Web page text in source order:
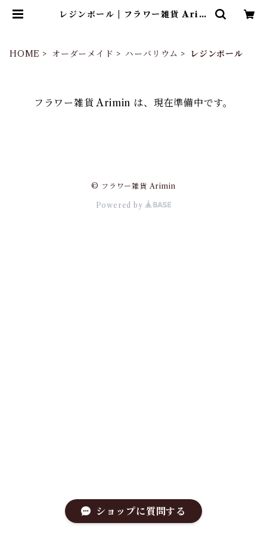
レジンボール | フラワー雑貨 Arim
HOME オーダーメイド ハーバリウム レジンボール
フラワー雑貨 Arimin は、現在準備中です。
© フラワー雑貨 Arimin
Powered by
ショップに質問する